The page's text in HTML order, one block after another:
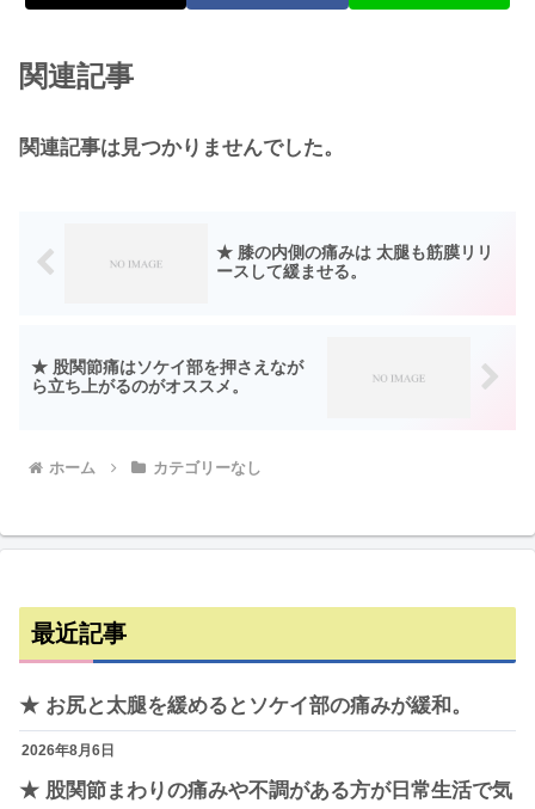
関連記事
関連記事は見つかりませんでした。
★ 膝の内側の痛みは 太腿も筋膜リリ
ースして緩ませる。
★ 股関節痛はソケイ部を押さえなが
ら立ち上がるのがオススメ。
ホーム カテゴリーなし
最近記事
★ お尻と太腿を緩めるとソケイ部の痛みが緩和。
2026年8月6日
★ 股関節まわりの痛みや不調がある方が日常生活で気